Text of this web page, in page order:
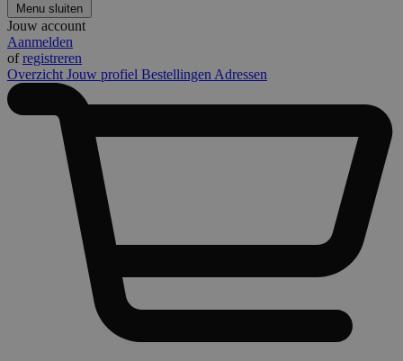
Menu sluiten
Jouw account
Aanmelden
ofregistreren
Overzicht Jouw profiel Bestellingen Adressen